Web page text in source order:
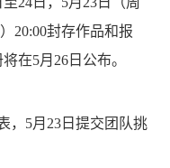
20:00封存作品和报
将在5月 26 日公布。
， 5月 23 日提交团队挑